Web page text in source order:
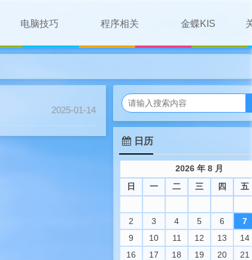
电脑技巧 程序相关 金蝶KIS
2025-01-14
日历
2026 年 8 月
日
一 二 三 四 五
2 3 4 5 6
7
9
10 11 12 13
14
16
17 18 19 20
21